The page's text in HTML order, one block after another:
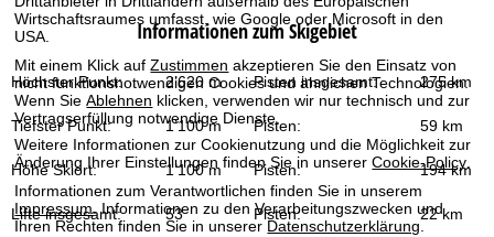
Wirtschaftsraumes umfasst, wie Google oder Microsoft in den
USA.
Mit einem Klick aufZustimmen akzeptieren Sie den Einsatz von
nicht funktionsnotwendigen Cookies und ähnlichen Technologien.
Wenn SieAblehnen klicken, verwenden wir nur technisch und zur
Vertragserfüllung notwendige Dienste.
Weitere Informationen zur Cookienutzung und die Möglichkeit zur
Änderung Ihrer Einstellungen finden Sie in unsererCookie-Policy.
Informationen zum Verantwortlichen finden Sie in unserem
Impressum. Informationen zu den Verarbeitungszwecken und
Ihren Rechten finden Sie in unserer Datenschutzerklärung.
r
t
s
e
i
Informationen zum Skigebiet
Höchster Punkt: 2’620 m Pisten insgesamt: 275 km
Tiefster Punkt: 1’100 m Pisten: 59 km
Höhe Skiort: 1’100 m Pisten: 194 km
Lifte insgesamt: 53 Pisten: 22 km